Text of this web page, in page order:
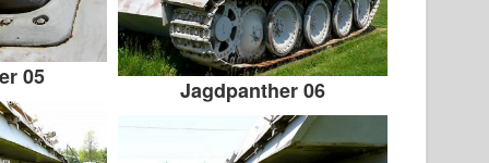
05 Jagdpanther 06